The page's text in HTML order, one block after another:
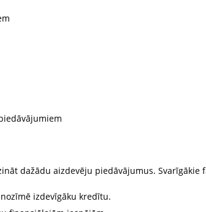
dažādu aizdevēju piedāvājumus. Svarīgākie
izdevīgāku kredītu.